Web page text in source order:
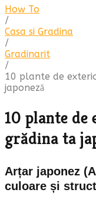
How To
/
Casa si Gradina
/
Gradinarit
/
10 plante de
japoneză
10 plante
grădina ta
Arțar japonez
culoare și